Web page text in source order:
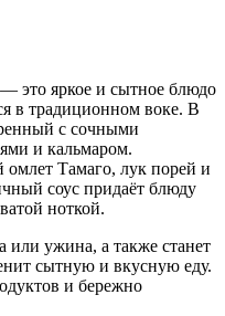
это яркое и сытное блюдо
в традиционном воке. В
с сочными
и кальмаром.
Тамаго, лук порей и
соус придаёт блюду
ноткой.
или ужина, а также станет
сытную и вкусную еду.
и бережно